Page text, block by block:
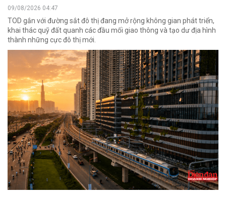
09/08/2026 04:47
TOD gắn với đường sắt đô thị đang mở rộng không gian phát triển,
khai thác quỹ đất quanh các đầu mối giao thông và tạo dư địa hình
thành những cực đô thị mới.